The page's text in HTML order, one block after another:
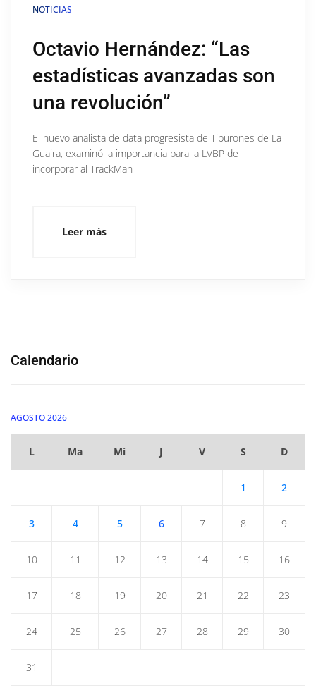
NOTICIAS
Octavio Hernández: “Las
estadísticas avanzadas son
una revolución”
El nuevo analista de data progresista de Tiburones de La
Guaira, examinó la importancia para la LVBP de
incorporar al TrackMan
Leer más
Calendario
AGOSTO 2026
L Ma Mi J V S D
1 2
3 4 5 6 7 8 9
10 11 12 13 14 15 16
17 18 19 20 21 22 23
24 25 26 27 28 29 30
31